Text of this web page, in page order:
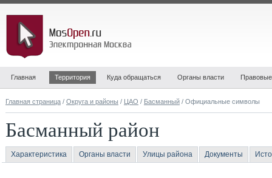
Главная Территория Куда обращаться Органы власти
Главная страница / Округа и районы / ЦАО / Басманный / Официальные символы
Басманный район
Характеристика Органы власти Улицы района Документы